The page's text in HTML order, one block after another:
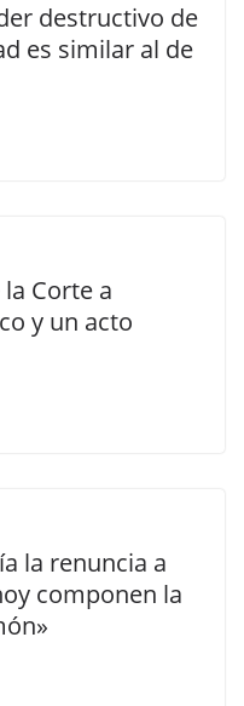
destructivo de
es similar al de
Corte a
y un acto
la renuncia a
componen la